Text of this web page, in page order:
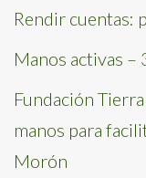
Rendir cuentas:
Manos activas
Fundación
manos para
Morón